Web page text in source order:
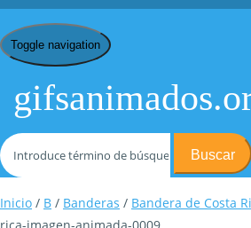
Toggle navigation
Buscar
Inicio / B / Banderas / Bandera de Costa